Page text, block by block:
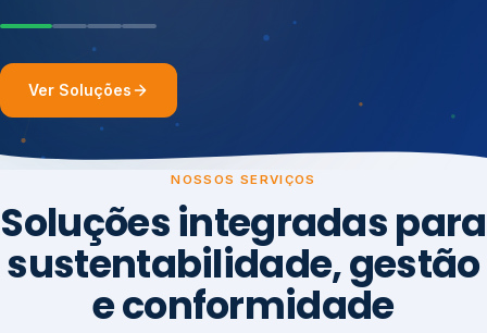
Ver Soluções
NOSSOS SERVIÇOS
Soluções integradas para
sustentabilidade, gestão
e conformidade